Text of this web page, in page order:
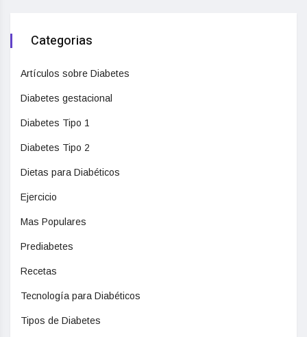
Categorias
Artículos sobre Diabetes
Diabetes gestacional
Diabetes Tipo 1
Diabetes Tipo 2
Dietas para Diabéticos
Ejercicio
Mas Populares
Prediabetes
Recetas
Tecnología para Diabéticos
Tipos de Diabetes